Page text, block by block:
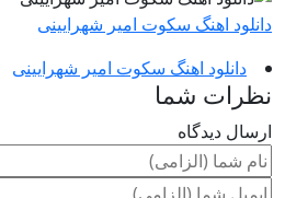
دانلود اهنگ سکوت امیر شهرایینی
دانلود اهنگ سکوت امیر شهرایینی
نظرات شما
ارسال دیدگاه